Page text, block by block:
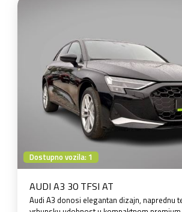
Dostupno vozila: 1
AUDI A3 30 TFSI AT
Audi A3 donosi elegantan dizajn, naprednu